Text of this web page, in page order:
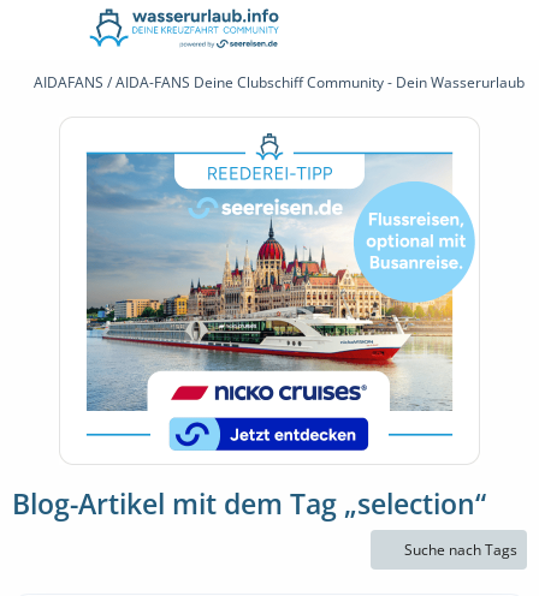
AIDAFANS / AIDA-FANS Deine Clubschiff Community - Dein Wasserurlaub
Blog-Artikel mit dem Tag „selection“
Suche nach Tags